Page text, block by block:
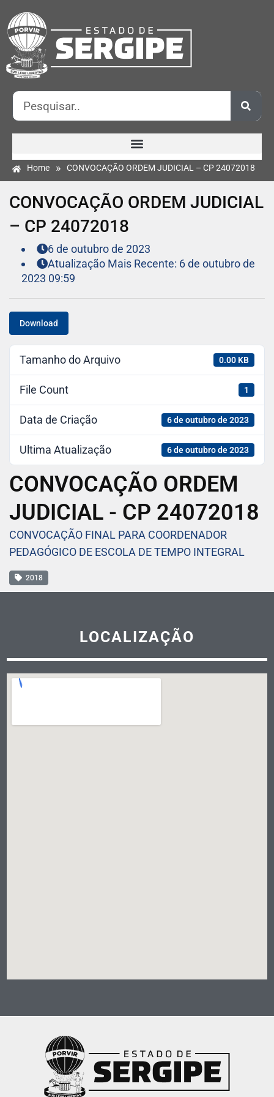
Home » CONVOCAÇÃO ORDEM JUDICIAL – CP 24072018
CONVOCAÇÃO ORDEM JUDICIAL
– CP 24072018
6 de outubro de 2023
Atualização Mais Recente: 6 de outubro de
2023 09:59
Download
Tamanho do Arquivo 0.00 KB
File Count 1
Data de Criação 6 de outubro de 2023
Ultima Atualização 6 de outubro de 2023
CONVOCAÇÃO ORDEM
JUDICIAL - CP 24072018
CONVOCAÇÃO FINAL PARA COORDENADOR
PEDAGÓGICO DE ESCOLA DE TEMPO INTEGRAL
2018
LOCALIZAÇÃO